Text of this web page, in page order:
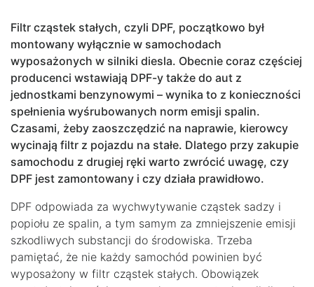
Filtr cząstek stałych, czyli DPF, początkowo był
montowany wyłącznie w samochodach
wyposażonych w silniki diesla. Obecnie coraz częściej
producenci wstawiają DPF-y także do aut z
jednostkami benzynowymi – wynika to z konieczności
spełnienia wyśrubowanych norm emisji spalin.
Czasami, żeby zaoszczędzić na naprawie, kierowcy
wycinają filtr z pojazdu na stałe. Dlatego przy zakupie
samochodu z drugiej ręki warto zwrócić uwagę, czy
DPF jest zamontowany i czy działa prawidłowo.
DPF odpowiada za wychwytywanie cząstek sadzy i
popiołu ze spalin, a tym samym za zmniejszenie emisji
szkodliwych substancji do środowiska. Trzeba
pamiętać, że nie każdy samochód powinien być
wyposażony w filtr cząstek stałych. Obowiązek